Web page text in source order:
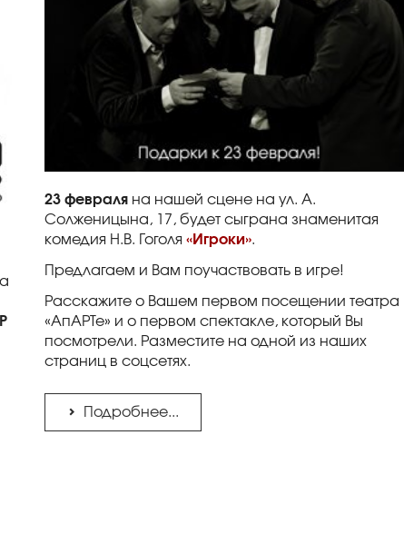
23 февраля на нашей сцене на ул. А.
Солженицына, 17, будет сыграна знаменитая
комедия Н.В. Гоголя«Игроки».
Предлагаем и Вам поучаствовать в игре!
Расскажите о Вашем первом посещении театра
«АпАРТе» и о первом спектакле, который Вы
посмотрели. Разместите на одной из наших
страниц в соцсетях.
Подробнее...